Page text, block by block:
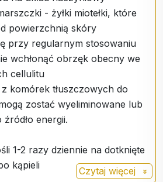
- żyłki miotełki, które
powierzchnią skóry
przy regularnym stosowaniu
wchłonąć obrzęk obecny we
cellulitu
komórek tłuszczowych do
zostać wyeliminowane lub
energii.
1-2 razy dziennie na dotknięte
kąpieli
Czytaj więcej